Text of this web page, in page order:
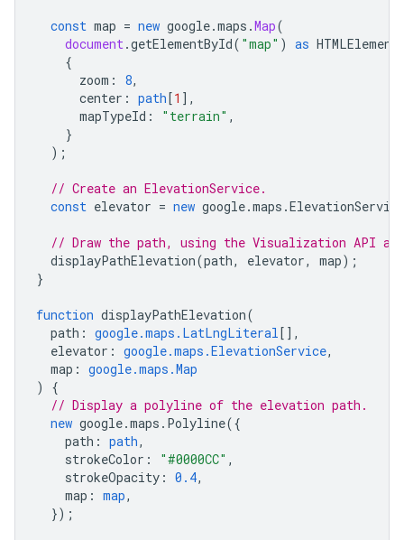
const map = new google.maps .Map(
document.getElementById( "map" ) as HTMLElement
{
zoom : 8,
center : path [1 ],
mapTypeId : "terrain" ,
}
);
// Create an ElevationService.
const elevator = new google.maps .ElevationService
// Draw the path, using the Visualization API
displayPathElevation(path, elevator, map);
}
function displayPathElevation(
path : google.maps.LatLngLiteral [],
elevator : google.maps.ElevationService,
map : google.maps.Map
)
{
// Display a polyline of the elevation path.
new google.maps . Polyline({
path : path,
strokeColor : "#0000CC" ,
strokeOpacity : 0.4,
map : map,
});